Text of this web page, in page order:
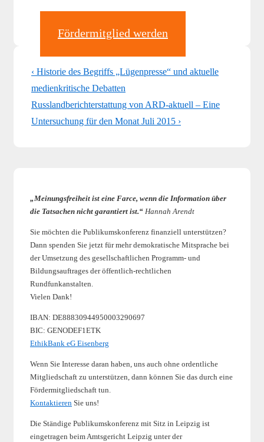
Fördermitglied werden
Beitragsnavigation
Previous
Post
is
‹ Historie des Begriffs „Lügenpresse“ und aktuelle
medienkritische Debatten
Next
Post
Russlandberichterstattung von ARD-aktuell – Eine
Untersuchung für den Monat Juli 2015 ›
„Meinungsfreiheit ist eine Farce, wenn die Information über
die Tatsachen nicht garantiert ist.“ Hannah Arendt
Sie möchten die Publikumskonferenz finanziell unterstützen?
Dann spenden Sie jetzt für mehr demokratische Mitsprache bei
der Umsetzung des gesellschaftlichen Programm- und
Bildungsauftrages der öffentlich-rechtlichen
Rundfunkanstalten.
Vielen Dank!
IBAN: DE88830944950003290697
BIC: GENODEF1ETK
EthikBank eG Eisenberg
Wenn Sie Interesse daran haben, uns auch ohne ordentliche
Mitgliedschaft zu unterstützen, dann können Sie das durch eine
Fördermitgliedschaft tun.
Kontaktieren Sie uns!
Die Ständige Publikumskonferenz mit Sitz in Leipzig ist
eingetragen beim Amtsgericht Leipzig unter der